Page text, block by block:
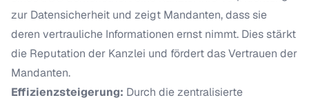
zur Datensicherheit und zeigt Mandanten, dass sie
deren vertrauliche Informationen ernst nimmt. Dies stärkt
die Reputation der Kanzlei und fördert das Vertrauen der
Mandanten.
Effizienzsteigerung: Durch die zentralisierte